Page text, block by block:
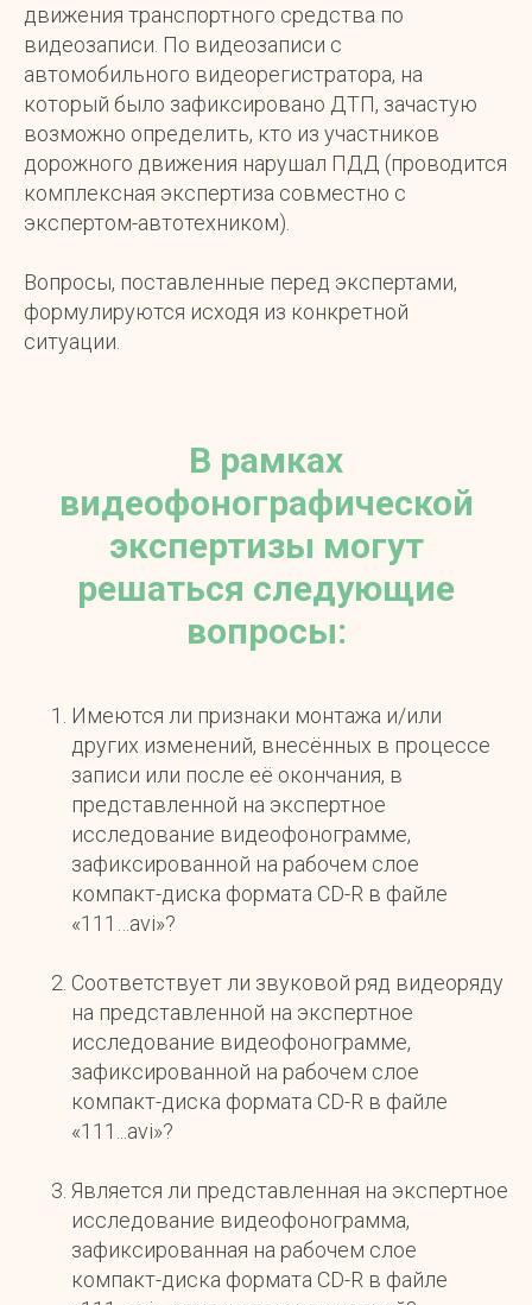
движения транспортного средства по
видеозаписи. По видеозаписи с
автомобильного видеорегистратора, на
который было зафиксировано ДТП, зачастую
возможно определить, кто из участников
дорожного движения нарушал ПДД (проводится
комплексная экспертиза совместно с
экспертом-автотехником).
Вопросы, поставленные перед экспертами,
формулируются исходя из конкретной
ситуации.
В рамках
видеофонографической
экспертизы могут
решаться следующие
вопросы:
Имеются ли признаки монтажа и/или
других изменений, внесённых в процессе
записи или после её окончания, в
представленной на экспертное
исследование видеофонограмме,
зафиксированной на рабочем слое
компакт-диска формата CD-R в файле
«111…avi»?
Соответствует ли звуковой ряд видеоряду
на представленной на экспертное
исследование видеофонограмме,
зафиксированной на рабочем слое
компакт-диска формата CD-R в файле
«111...avi»?
Является ли представленная на экспертное
исследование видеофонограмма,
зафиксированная на рабочем слое
компакт-диска формата CD-R в файле